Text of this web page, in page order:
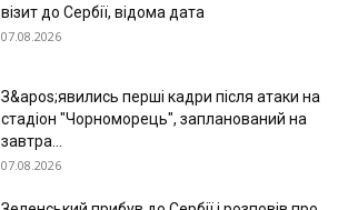
візит до Сербії, відома дата
07.08.2026
З&apos;явились перші кадри після атаки на
стадіон "Чорноморець", запланований на
завтра...
07.08.2026